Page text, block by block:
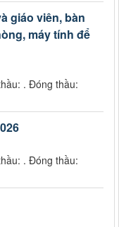
giáo viên, bàn
máy tính để
. Đóng thầu:
. Đóng thầu: